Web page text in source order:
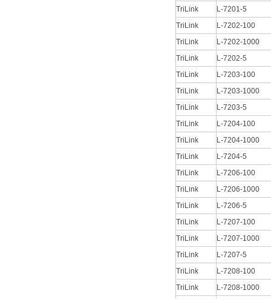
TriLink
L-7201-5
TriLink
L-7202-100
TriLink
L-7202-1000
TriLink
L-7202-5
TriLink
L-7203-100
TriLink
L-7203-1000
TriLink
L-7203-5
TriLink
L-7204-100
TriLink
L-7204-1000
TriLink
L-7204-5
TriLink
L-7206-100
TriLink
L-7206-1000
TriLink
L-7206-5
TriLink
L-7207-100
TriLink
L-7207-1000
TriLink
L-7207-5
TriLink
L-7208-100
TriLink
L-7208-1000